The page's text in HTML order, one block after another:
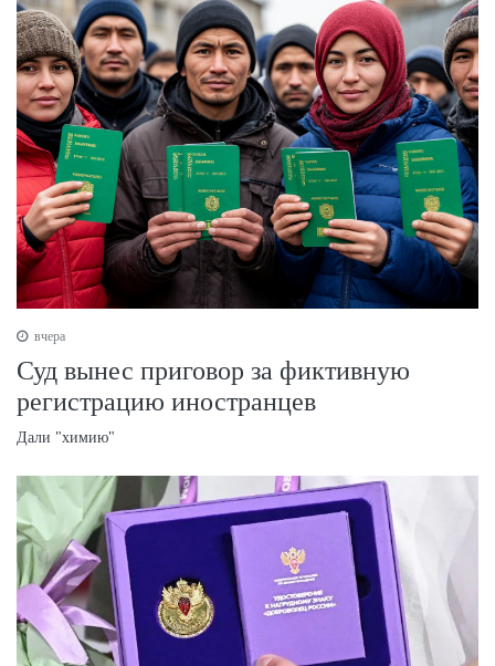
вчера
Суд вынес приговор за фиктивную
регистрацию иностранцев
Дали "химию"